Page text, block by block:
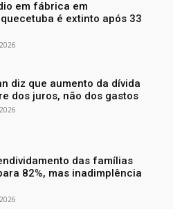
em fábrica em
é extinto após 33
diz que aumento da dívida
dos juros, não dos gastos
das famílias
82%, mas inadimplência